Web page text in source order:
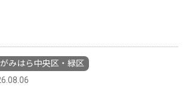
みはら中央区・緑区